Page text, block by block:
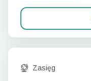
Zasięg